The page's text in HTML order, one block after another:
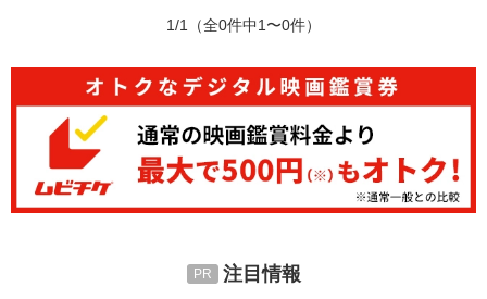
1/1 （全0件中1〜0件）
注目情報